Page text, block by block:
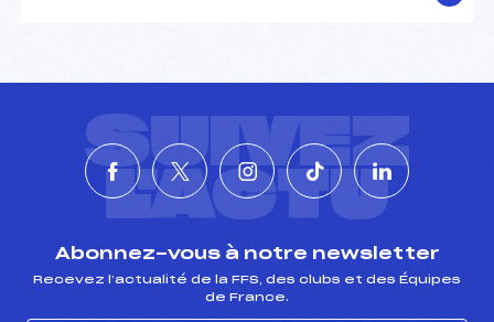
SUIVEZ
L'ACTU
Abonnez-vous à notre newsletter
Recevez l’actualité de la FFS, des clubs et des Équipes
de France.